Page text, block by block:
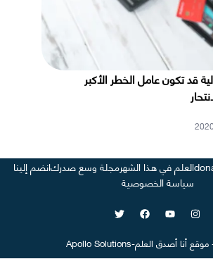
قد تكون عامل الخطر الأكبر
العلم في هذا الشهرمجلة وسع صدركانضم إلينا
سياسة الخصوصية
موقعأنا أصدق العلم-
Apollo Solutions